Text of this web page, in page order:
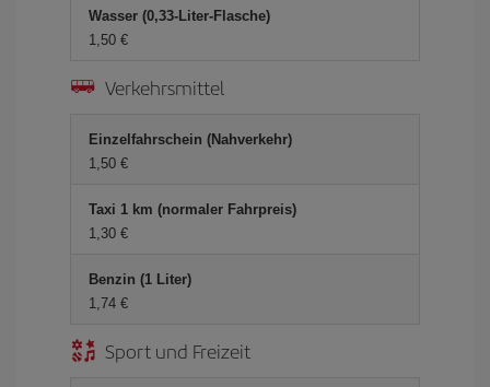
Wasser (0,33-Liter-Flasche)
1,50 €
Verkehrsmittel
Einzelfahrschein (Nahverkehr)
1,50 €
Taxi 1 km (normaler Fahrpreis)
1,30 €
Benzin (1 Liter)
1,74 €
Sport und Freizeit